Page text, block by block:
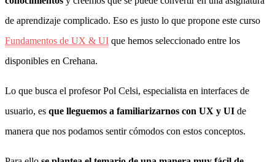
de aprendizaje complicado. Eso es justo lo que propone este curso
Fundamentos de UX & UI que hemos seleccionado entre los
disponibles en Crehana.
Lo que busca el profesor Pol Celsi, especialista en interfaces de
usuario, es que lleguemos a familiarizarnos con UX y UI de
manera que nos podamos sentir cómodos con estos conceptos.